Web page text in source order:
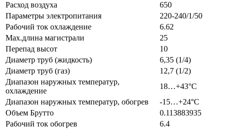
Расход воздуха
650
Параметры электропитания
220-240/1/50
Рабочий ток охлаждение
6.62
Max.длина магистрали
25
Перепад высот
10
Диаметр труб (жидкость)
6,35 (1/4)
Диаметр труб (газ)
12,7 (1/2)
Диапазон наружных температур,
охлаждение
18…+43°С
Диапазон наружных температур, обогрев
-15…+24°С
Объем Брутто
0.113883935
Рабочий ток обогрев
6.4